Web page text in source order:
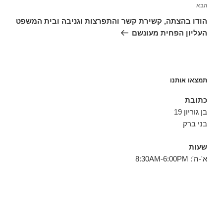
הפוסט
הבא
הבא
הודו בהצתה, קשירת קשר והתפרצות וגניבה ובית המשפט
העליון הפחית מעונשם
תמצאו אותנו
כתובת
בן גוריון 19
בני ברק
שעות
א'-ה': 8:30AM-6:00PM